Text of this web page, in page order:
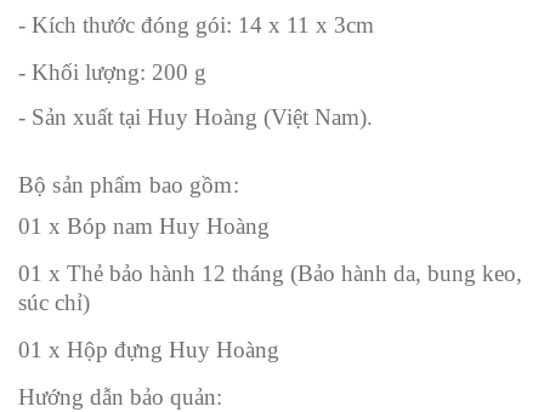
- Kích thước đóng gói: 14 x 11 x 3cm
- Khối lượng: 200 g
- Sản xuất tại Huy Hoàng (Việt Nam).
Bộ sản phẩm bao gồm:
01 x Bóp nam Huy Hoàng
01 x Thẻ bảo hành 12 tháng (Bảo hành da, bung keo,
súc chỉ)
01 x Hộp đựng Huy Hoàng
Hướng dẫn bảo quản: